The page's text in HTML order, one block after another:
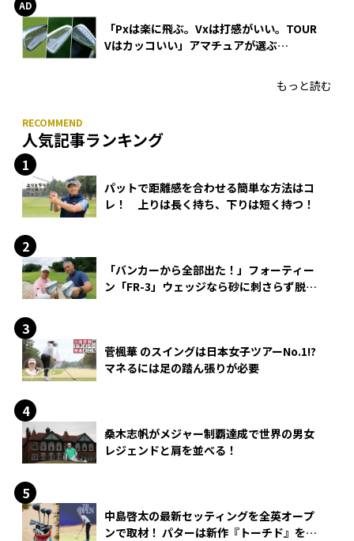
「Pxは楽に飛ぶ。Vxは打感がいい。TOUR
Vはカッコいい」アマチュアが選ぶ
もっと読む
人気記事ランキング
パットで距離感を合わせる簡単な方法はコ
レ！ 上りは長く持ち、下りは短く持つ！
「バンカーから全部出た！」フォーティー
ン「FR-3」ウェッジなら砂に刺さらず脱出
菅楓華 のスイングは日本女子ツアーNo.1!?
マネるには足の踏ん張りが必要
桑木志帆がメジャー制覇達成で世界の男女
レジェンドと肩を並べる！
中島啓太の最新セッティングを全英オープ
ンで取材！ パターは新作『トーチド』を投